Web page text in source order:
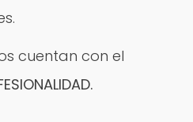
cuentan con el